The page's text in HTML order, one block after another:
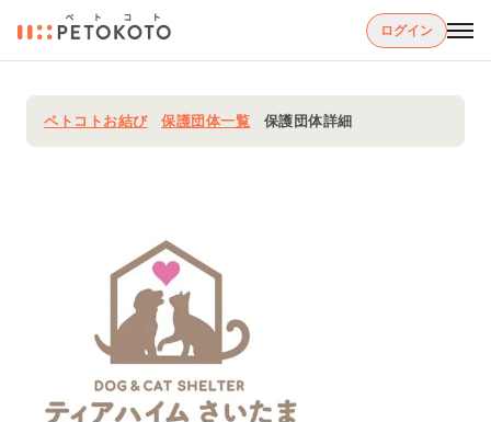
ログイン
ペトコトお結び 保護団体一覧 保護団体詳細